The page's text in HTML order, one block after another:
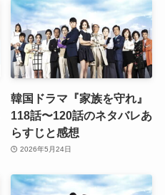
韓国ドラマ『家族を守れ』
118話〜120話のネタバレあ
らすじと感想
2026年5月24日